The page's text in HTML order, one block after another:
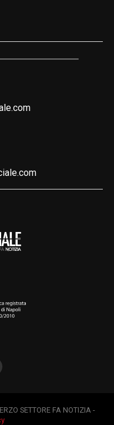
SETTORE FA NOTIZIA -